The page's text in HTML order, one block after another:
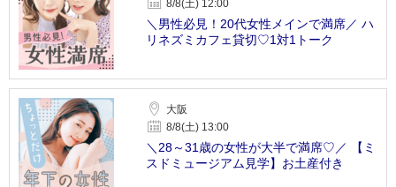
8/8(土) 12:00
＼男性必見！20代女性メインで満席／ ハ
リネズミカフェ貸切♡1対1トーク
大阪
8/8(土) 13:00
＼28～31歳の女性が大半で満席♡／ 【ミ
スドミュージアム見学】お土産付き